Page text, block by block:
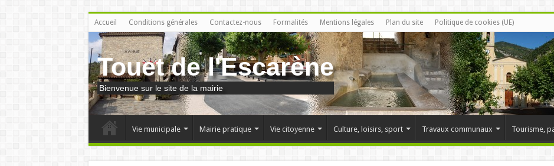
Accueil Conditions générales Contactez-nous Formalités Mentions légales Plan du site Politique de cookies (UE)
Touet de l'Escarène
Bienvenue sur le site de la mairie
Vie municipale Mairie pratique Vie citoyenne Culture, loisirs, sport Travaux communaux Tourisme,